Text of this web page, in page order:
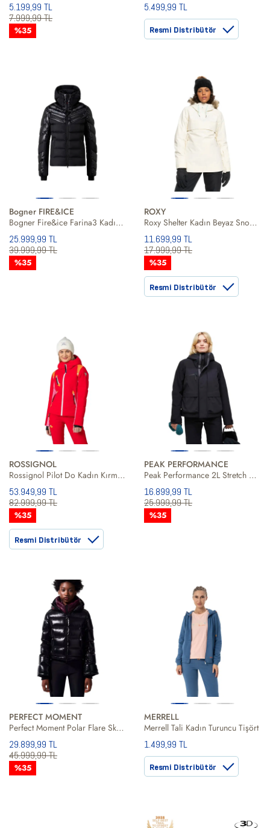
5.199,99 TL
7.999,99 TL
%35
5.499,99 TL
Resmi Distribütör
Bogner FIRE&ICE
Bogner Fire&ice Farina3 Kadın Kayak Ceketi
25.999,99 TL
39.999,99 TL
%35
ROXY
Roxy Shelter Kadın Beyaz Snowboard Ceketi
11.699,99 TL
17.999,99 TL
%35
Resmi Distribütör
ROSSIGNOL
Rossignol Pilot Do Kadın Kırmızı Kayak Ceketi
53.949,99 TL
82.999,99 TL
%35
Resmi Distribütör
PEAK PERFORMANCE
Peak Performance 2L Stretch Kadın Kayak Ceketi
16.899,99 TL
25.999,99 TL
%35
PERFECT MOMENT
Perfect Moment Polar Flare Ski II Kadın Siyah Kayak Ceketi
29.899,99 TL
45.999,99 TL
%35
MERRELL
Merrell Tali Kadın Turuncu Tişört
1.499,99 TL
Resmi Distribütör